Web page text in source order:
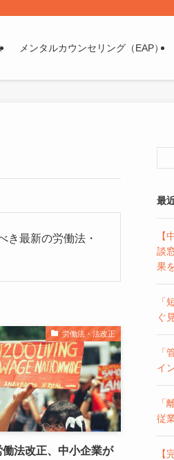
メンタルカウンセリング（EAP）
き最新の労働法・
労働法・法改正
働法改正、中小企業が
最
【
談
果
「
ぐ
「
イ
「
従
【